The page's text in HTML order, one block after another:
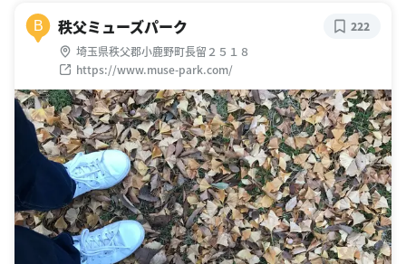
B 秩父ミューズパーク
埼玉県秩父郡小鹿野町長留２５１８
https://www.muse-park.com/
222